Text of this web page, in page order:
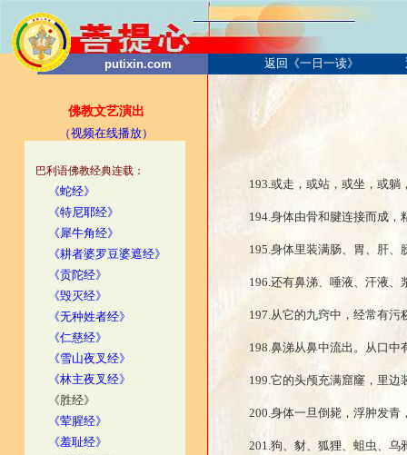
巴利语佛教经典连载：
《蛇经》
《特尼耶经》
《犀牛角经》
《耕者婆罗豆婆遮经》
《贡陀经》
《毁灭经》
《无种姓者经》
《仁慈经》
《雪山夜叉经》
《林主夜叉经》
《胜经》
《荤腥经》
《羞耻经》
putixin.com 返回《一日一读》
佛教文艺演出
（视频在线播放）
193.或走，或站，或坐，或
194.身体由骨和腱连接而成
195.身体里装满肠、胃、肝、
196.还有鼻涕、唾液、汗液
197.从它的九窍中，经常有
198.鼻涕从鼻中流出。从口
199.它的头颅充满窟窿，里
200.身体一旦倒毙，浮肿发青
201.狗、豺、狐狸、蛆虫、乌